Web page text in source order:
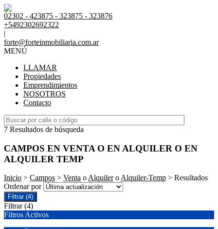
02302 - 423875 - 323875 - 323876
+5492302692322
|
forte@forteinmobiliaria.com.ar
MENÚ
LLAMAR
Propiedades
Emprendimientos
NOSOTROS
Contacto
7 Resultados de búsqueda
CAMPOS EN VENTA O EN ALQUILER O EN
ALQUILER TEMP
Inicio > Campos > Venta oAlquileroAlquiler-Temp > Resultados
Ordenar por
Filtrar (4)
Filtrar (4)
Filtros Activos